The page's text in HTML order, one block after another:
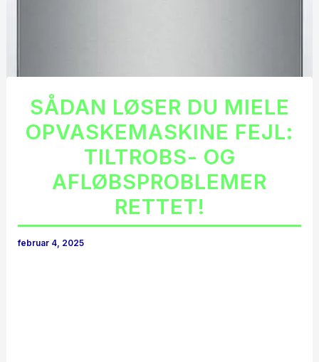
SÅDAN LØSER DU MIELE
OPVASKEMASKINE FEJL:
TILTROBS- OG
AFLØBSPROBLEMER
RETTET!
februar 4, 2025